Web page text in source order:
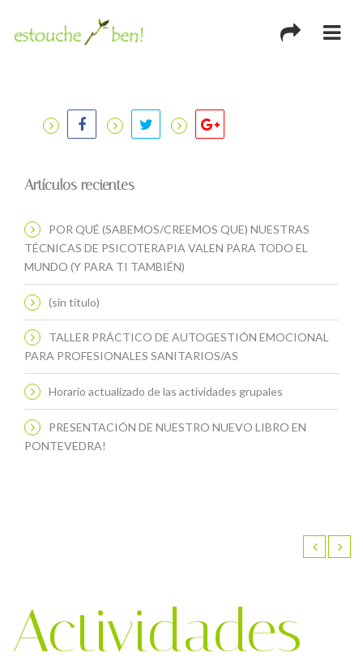
Artículos recientes
POR QUÉ (SABEMOS/CREEMOS QUE) NUESTRAS
TÉCNICAS DE PSICOTERAPIA VALEN PARA TODO EL
MUNDO (Y PARA TI TAMBIÉN)
(sin título)
TALLER PRÁCTICO DE AUTOGESTIÓN EMOCIONAL
PARA PROFESIONALES SANITARIOS/AS
Horario actualizado de las actividades grupales
PRESENTACIÓN DE NUESTRO NUEVO LIBRO EN
PONTEVEDRA!
Actividades